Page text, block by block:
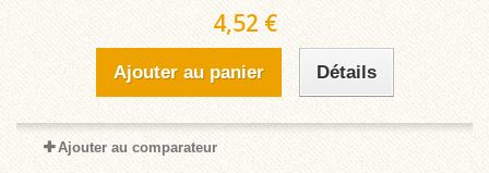
4,52 €
Ajouter au panier Détails
Ajouter au comparateur